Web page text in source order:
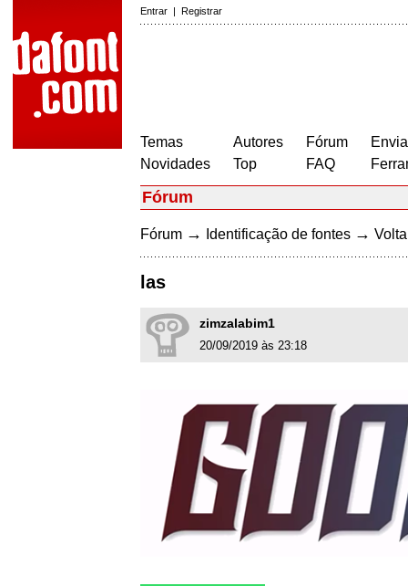
Entrar | Registrar
Temas
Novidades
Autores
Top
Fórum
FAQ
Fórum
Fórum → Identificação de fontes →
las
zimzalabim1
20/09/2019 às 23:18